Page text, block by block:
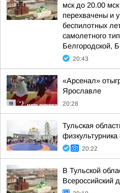
мск до 20.00
перехвачены и
беспилотных
самолетного
Белгородской,
20:43
«Арсенал»
Ярославле
20:28
Тульская
20:22
В Тульской
Всероссийский